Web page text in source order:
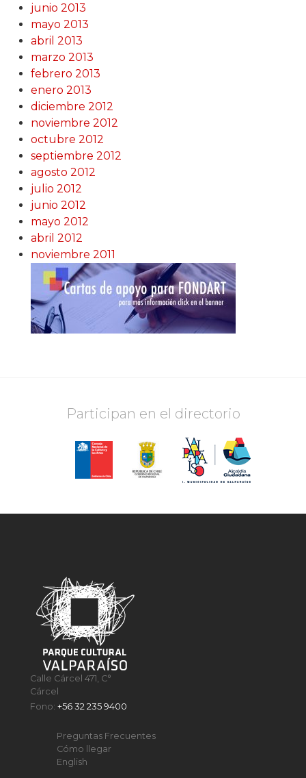
junio 2013
mayo 2013
abril 2013
marzo 2013
febrero 2013
enero 2013
diciembre 2012
noviembre 2012
octubre 2012
septiembre 2012
agosto 2012
julio 2012
junio 2012
mayo 2012
abril 2012
noviembre 2011
Participan en el directorio
Calle Cárcel 471, C°
Cárcel
Fono:+56 32 235 9400
Preguntas Frecuentes
Cómo llegar
English